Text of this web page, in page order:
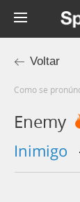
Voltar
Como se
Enemy
inimigo